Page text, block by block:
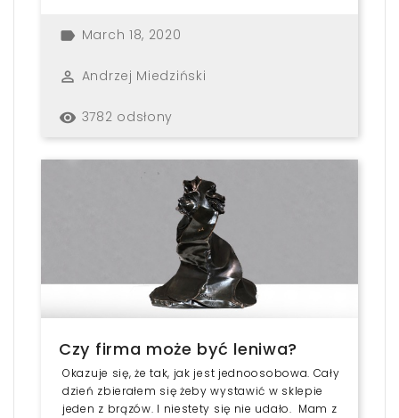
label March 18, 2020
perm_identity Andrzej Miedziński
remove_red_eye 3782 odsłony
Czy firma może być leniwa?
Okazuje się, że tak, jak jest jednoosobowa. Cały
dzień zbierałem się żeby wystawić w sklepie
jeden z brązów. I niestety się nie udało. Mam z